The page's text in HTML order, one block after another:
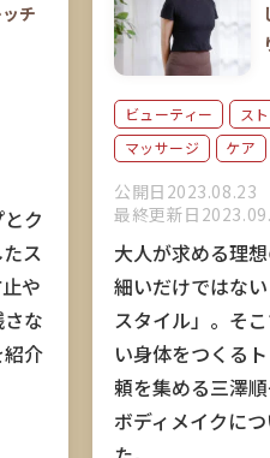
チ
ク
ス
や
な
介
ビューティー
ス
マッサージ
ケア
公開日2023.08.23
最終更新日
大人が求める理
細いだけではな
スタイル」。そ
い身体をつくる
頼を集める三澤
ボディメイクに